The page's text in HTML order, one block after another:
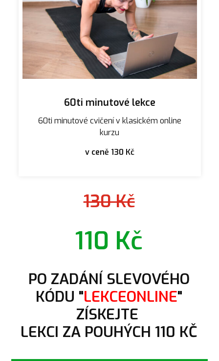
60ti minutové lekce
60ti minutové cvičení v klasickém online
kurzu
v ceně 130 Kč
130 Kč
110 Kč
PO ZADÁNÍ SLEVOVÉHO
KÓDU "LEKCEONLINE"
ZÍSKEJTE
LEKCI ZA POUHÝCH 110 KČ